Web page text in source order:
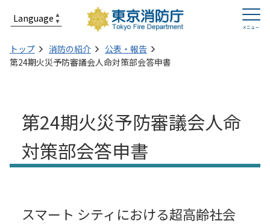
トップ 消防の紹介
公表・報告
第24期火災予防審議会人命対策部会答申書
第24期火災予防審議会人命
対策部会答申書
スマート シティにおける超高齢社会